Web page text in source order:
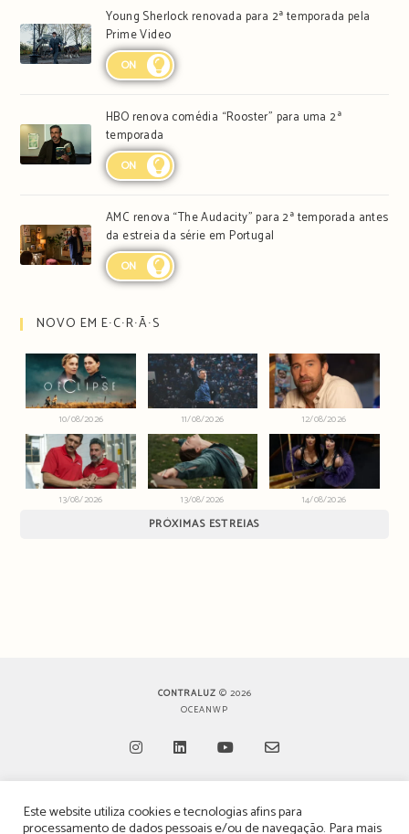
Young Sherlock renovada para 2ª temporada pela
Prime Video
ON
HBO renova comédia “Rooster” para uma 2ª
temporada
ON
AMC renova “The Audacity” para 2ª temporada antes
da estreia da série em Portugal
ON
NOVO EM E∙C∙R∙Ã∙S
10/08/2026 11/08/2026 12/08/2026
13/08/2026 13/08/2026 14/08/2026
PRÓXIMAS ESTREIAS
CONTRALUZ © 2026
OCEANWP
in
in
in
in
TERMOS, CONDIÇÕES & POLÍTICA DE PRIVACIDADE
Este website utiliza cookies e tecnologias afins para
processamento de dados pessoais e/ou de navegação. Para mais